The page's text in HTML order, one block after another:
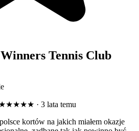
Tennis Club
· 3 lata temu
kortów na jakich miałem okazje